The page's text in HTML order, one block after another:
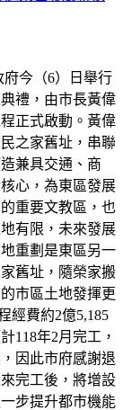
府今（6）日舉行
禮，由市長黃偉
正式啟動。黃偉
之家舊址，串聯
兼具交通、商
心，為東區發展
重要文教區，也
有限，未來發展
重劃是東區另一
舊址，隨榮家搬
市區土地發揮更
經費約2億5,185
118年2月完工，
因此市府感謝退
完工後，將增設
步提升都市機能